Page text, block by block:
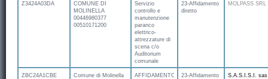
Z3424A03DA
COMUNE DI
MOLINELLA
00446980377
00510171200
Servizio
controllo e
manutenzione
paranco
elettrico-
attrezzature di
scena c/o
Auditorium
comunale
23-Affidamento
diretto
MOLPASS SRL
ZBC24A1CBE
Comune di Molinella
AFFIDAMENTO
23-Affidamento
S.A.S.I.S.I. sas